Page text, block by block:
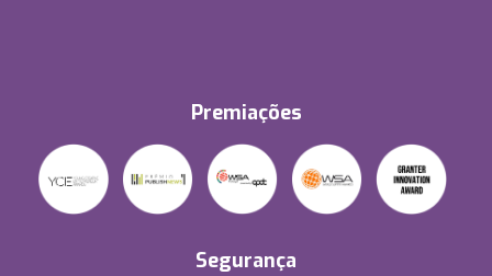
Premiações
Segurança